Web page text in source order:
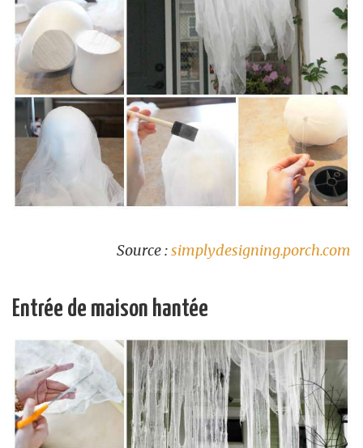
Source :simplydesigning.porch.com
Entrée de maison hantée